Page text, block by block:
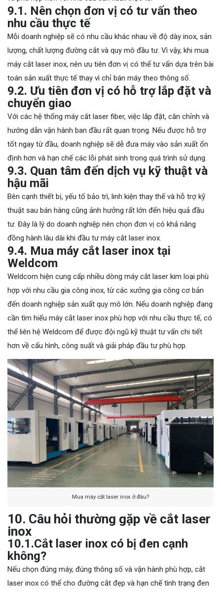
9.1. Nên chọn đơn vị có tư vấn theo
nhu cầu thực tế
Mỗi doanh nghiệp sẽ có nhu cầu khác nhau về độ dày inox, sản
lượng, chất lượng đường cắt và quy mô đầu tư. Vì vậy, khi mua
máy cắt laser inox, nên ưu tiên đơn vị có thể tư vấn dựa trên bài
toán sản xuất thực tế thay vì chỉ bán máy theo thông số.
9.2. Ưu tiên đơn vị có hỗ trợ lắp đặt và
chuyển giao
Với các hệ thống máy cắt laser fiber, việc lắp đặt, căn chỉnh và
hướng dẫn vận hành ban đầu rất quan trọng. Nếu được hỗ trợ
tốt ngay từ đầu, doanh nghiệp sẽ dễ đưa máy vào sản xuất ổn
định hơn và hạn chế các lỗi phát sinh trong quá trình sử dụng.
9.3. Quan tâm đến dịch vụ kỹ thuật và
hậu mãi
Bên cạnh thiết bị, yếu tố bảo trì, linh kiện thay thế và hỗ trợ kỹ
thuật sau bán hàng cũng ảnh hưởng rất lớn đến hiệu quả đầu
tư. Đây là lý do doanh nghiệp nên chọn đơn vị có khả năng
đồng hành lâu dài khi đầu tư máy cắt laser inox.
9.4. Mua máy cắt laser inox tại
Weldcom
Weldcom hiện cung cấp nhiều dòng máy cắt laser kim loại phù
hợp với nhu cầu gia công inox, từ các xưởng gia công cơ bản
đến doanh nghiệp sản xuất quy mô lớn. Nếu doanh nghiệp đang
cần tìm hiểu máy cắt laser inox phù hợp với nhu cầu thực tế, có
thể liên hệ Weldcom để được đội ngũ kỹ thuật tư vấn chi tiết
hơn về cấu hình, công suất và giải pháp đầu tư phù hợp.
Mua máy cắt laser inox ở đâu?
10. Câu hỏi thường gặp về cắt laser
inox
10.1.Cắt laser inox có bị đen cạnh
không?
Nếu chọn đúng máy, đúng thông số và vận hành phù hợp, cắt
laser inox có thể cho đường cắt đẹp và hạn chế tình trạng đen